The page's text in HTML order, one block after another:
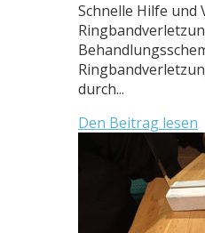
Schnelle Hilfe und
durch...
Den Beitrag lesen